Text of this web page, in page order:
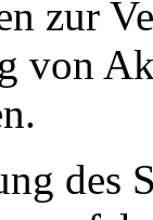
zur
von
des